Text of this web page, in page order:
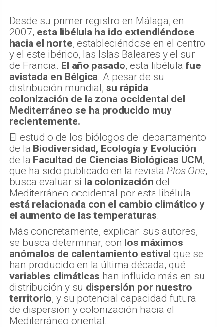
Desde su primer registro en Málaga, en
2007, esta libélula ha ido extendiéndose
hacia el norte, estableciéndose en el centro
y el este ibérico, las Islas Baleares y el sur
de Francia. El año pasado, esta libélula fue
avistada en Bélgica. A pesar de su
distribución mundial, su rápida
colonización de la zona occidental del
Mediterráneo se ha producido muy
recientemente.
El estudio de los biólogos del departamento
de la Biodiversidad, Ecología y Evolución
de la Facultad de Ciencias Biológicas UCM,
que ha sido publicado en la revista Plos One,
busca evaluar si la colonización del
Mediterráneo occidental por esta libélula
está relacionada con el cambio climático y
el aumento de las temperaturas.
Más concretamente, explican sus autores,
se busca determinar, con los máximos
anómalos de calentamiento estival que se
han producido en la última década, qué
variables climáticas han influido más en su
distribución y su dispersión por nuestro
territorio, y su potencial capacidad futura
de dispersión y colonización hacia el
Mediterráneo oriental.